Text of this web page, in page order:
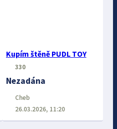
Kupím štěně PUDL TOY
330
Nezadána
Cheb
26.03.2026, 11:20